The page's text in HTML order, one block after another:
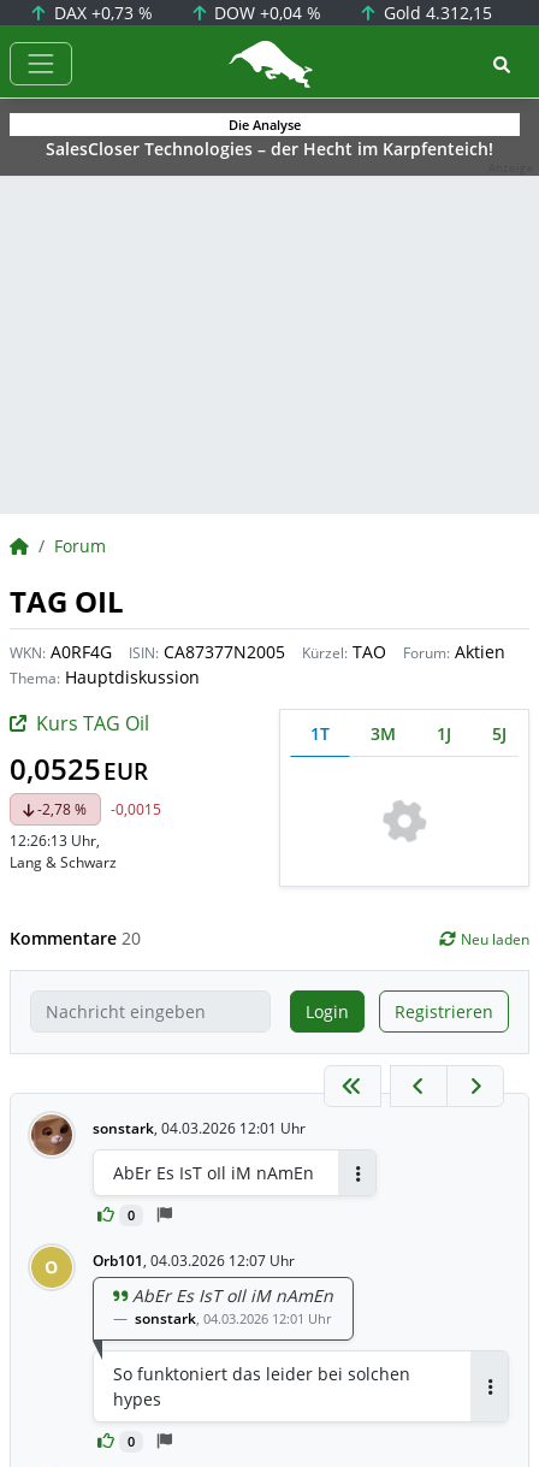
DAX +0,73 % DOW+0,04 % Gold 4.312,15
BörsenNEWS.de
Die Analyse
SalesCloser Technologies – der Hecht im Karpfenteich!
BörsenNEWS.de
Forum
TAG OIL
WKN: A0RF4G ISIN: CA87377N2005 Kürzel: TAO Forum: Aktien
Thema: Hauptdiskussion
Kurs TAG Oil
0,0525EUR
-2,78 %
-0,0015
12:26:13 Uhr,
Lang & Schwarz
1T 3M 1J 5J
Kommentare 20 Neu laden
Login Registrieren
sonstark, 04.03.2026 12:01 Uhr
0
AbEr Es IsT oIl iM nAmEn
O Orb101, 04.03.2026 12:07 Uhr
0
AbEr Es IsT oIl iM nAmEn
sonstark, 04.03.2026 12:01 Uhr
So funktoniert das leider bei solchen
hypes